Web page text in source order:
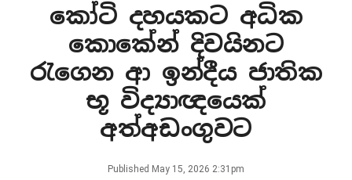
කෝටි දහයකට අධික
කොකේන් දිවයිනට
රැගෙන ආ ඉන්දීය ජාතික
භූ විද්‍යාඥයෙක්
අත්අඩංගුවට
Published May 15, 2026 2:31pm